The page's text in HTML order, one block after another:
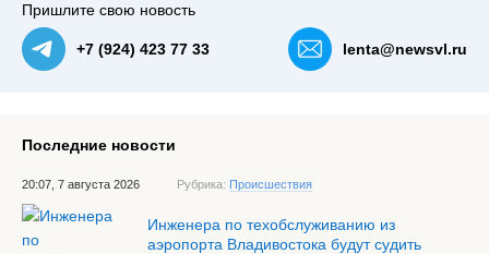
Пришлите свою новость
+7 (924) 423 77 33 lenta@newsvl.ru
Последние новости
20:07, 7 августа 2026 Рубрика: Происшествия
Инженера по техобслуживанию из
аэропорта Владивостока будут судить